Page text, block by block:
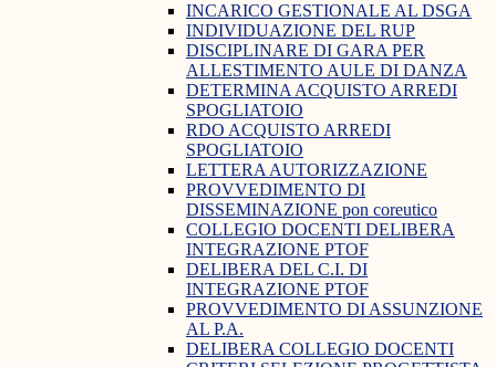
INCARICO GESTIONALE AL DSGA
INDIVIDUAZIONE DEL RUP
DISCIPLINARE DI GARA PER
ALLESTIMENTO AULE DI DANZA
DETERMINA ACQUISTO ARREDI
SPOGLIATOIO
RDO ACQUISTO ARREDI
SPOGLIATOIO
LETTERA AUTORIZZAZIONE
PROVVEDIMENTO DI
DISSEMINAZIONE pon coreutico
COLLEGIO DOCENTI DELIBERA
INTEGRAZIONE PTOF
DELIBERA DEL C.I. DI
INTEGRAZIONE PTOF
PROVVEDIMENTO DI ASSUNZIONE
AL P.A.
DELIBERA COLLEGIO DOCENTI